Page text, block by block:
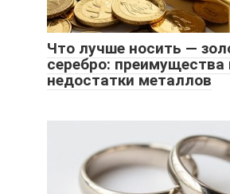
Что лучше носить —
серебро: преимущества
недостатки металлов